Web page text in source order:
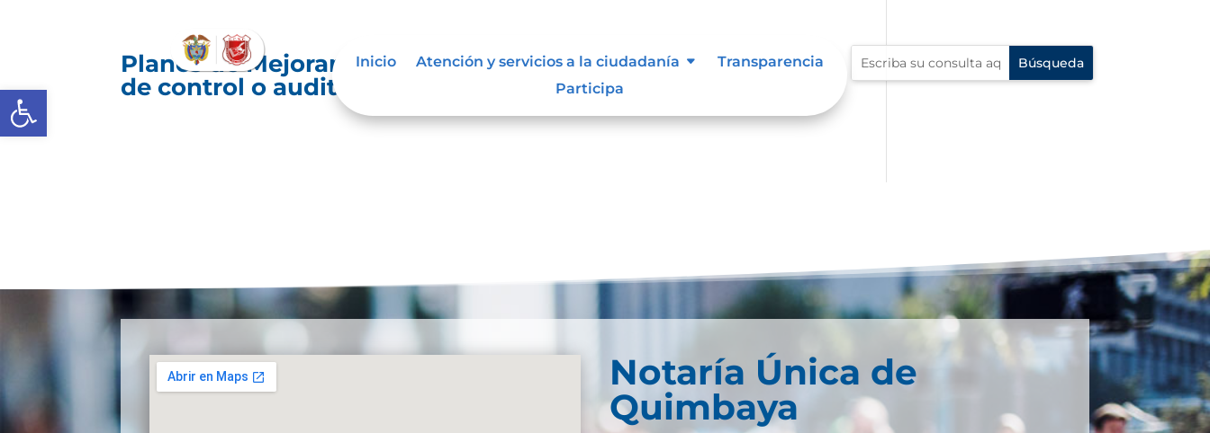
Abrir barra de herramientas
Inicio Atención y servicios a la ciudadanía
Transparencia
Participa
Planes de Mejoramiento vigentes exigidos por los entes
de control o auditoría externos o internos.
Notaría Única de
Quimbaya